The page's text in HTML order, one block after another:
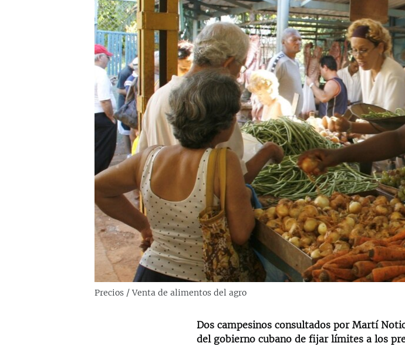
LA REALIDAD DE LA VIVIENDA EN
SER VIEJO EN CUBA
LOS SANTOS DE HIALEAH
DESINFORMACIÓN RUSA EN
LA INVASIÓN DE RUSIA A UCRANIA
Precios / Venta de alimentos del agro
Dos campesinos consultados por Martí
del gobierno cubano de fijar límites a los